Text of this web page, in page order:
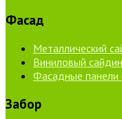
Фасад
Металлический
Виниловый
Фасадные
Забор